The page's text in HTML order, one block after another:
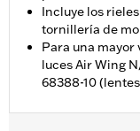
Incluye los
tornillería de
Para una
luces Air Wing
68388-10